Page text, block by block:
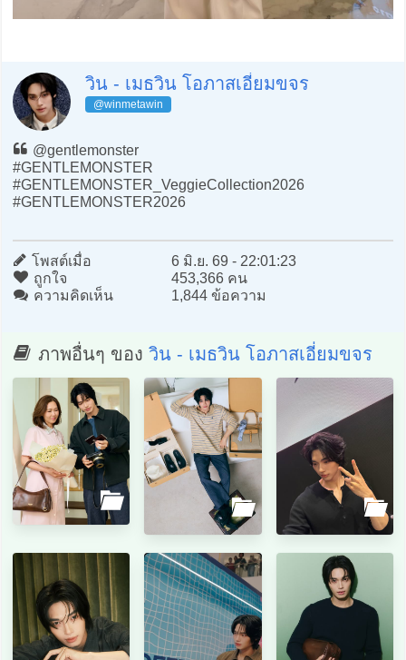
วิน - เมธวิน โอภาสเอี่ยมขจร
@winmetawin
@gentlemonster
#GENTLEMONSTER
#GENTLEMONSTER_VeggieCollection2026
#GENTLEMONSTER2026
โพสต์เมื่อ
6 มิ.ย. 69 - 22:01:23
ถูกใจ
453,366 คน
ความคิดเห็น
1,844 ข้อความ
ภาพอื่นๆ ของ วิน - เมธวิน โอภาสเอี่ยมขจร